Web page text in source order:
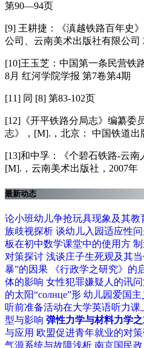
第90—94页
[9] 王耕捷：《滇越铁路百年史
公司、云南美术出版社有限公司
[10]王玉芝：中国第一条民营铁
8月 红河学院学报 第7卷第4期
[11] 同 [8] 第83-102页
[12]《开平铁路分局志》编纂委
志》，[M].，北京： 中国铁道出
[13]和中孚：《个碧石铁路-云南
[M].，云南美术出版社，2007年
最新动态
论小班幼儿争抢玩具现象及其教
族歧视探析 谈幼儿入园适应性
板在初中数学课堂中的使用方
对策探讨 浅谈庄子生死观及其
暴”的因果
《行政学之研究》的
体的影响 女性犯罪嫌疑人的讯
的太阳“солнце”形 幼儿园爱国
听前准备活动在大学英语听力课
型与影响 弹性力学与材料力学
与应用 欧盟促进青年就业的对
气源系统与故障浅析 南京国民